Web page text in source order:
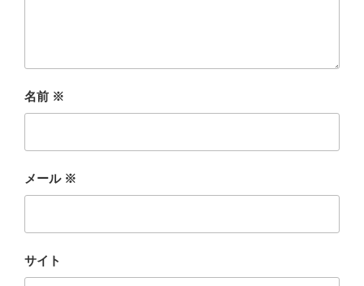
名前 ※
メール ※
サイト